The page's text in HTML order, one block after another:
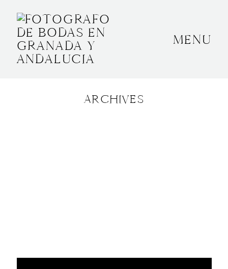
MENU
ARCHIVES
BODAS